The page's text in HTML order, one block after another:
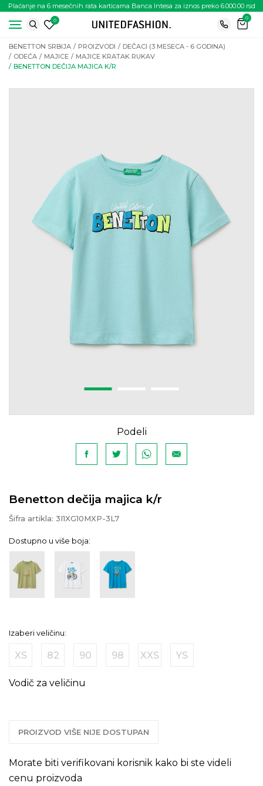
Plaćanje na 6 mesečnih rata karticama Banca Intesa za iznos preko 6.000.00 rsd
0
0
BENETTON SRBIJA PROIZVODI
DEČACI (3 MESECA - 6 GODINA)
ODEĆA
MAJICE
MAJICE KRATAK RUKAV
BENETTON DEČIJA MAJICA K/R
Podeli
Benetton dečija majica k/r
Šifra artikla: 3I1XG10MXP-3L7
Dostupno u više boja:
Izaberi veličinu:
XS 82 90 98 XXS YS
Vodič za veličinu
PROIZVOD VIŠE NIJE DOSTUPAN
Morate biti verifikovani korisnik kako bi ste videli
cenu proizvoda